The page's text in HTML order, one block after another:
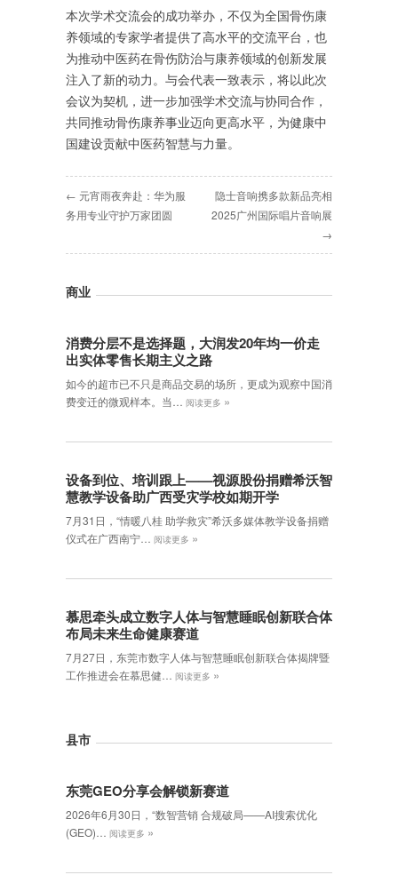
本次学术交流会的成功举办，不仅为全国骨伤康
养领域的专家学者提供了高水平的交流平台，也
为推动中医药在骨伤防治与康养领域的创新发展
注入了新的动力。与会代表一致表示，将以此次
会议为契机，进一步加强学术交流与协同合作，
共同推动骨伤康养事业迈向更高水平，为健康中
国建设贡献中医药智慧与力量。
← 元宵雨夜奔赴：华为服
务用专业守护万家团圆
隐士音响携多款新品亮相
2025广州国际唱片音响展
→
商业
消费分层不是选择题，大润发20年均一价走
出实体零售长期主义之路
如今的超市已不只是商品交易的场所，更成为观察中国消
费变迁的微观样本。当…
阅读更多 »
设备到位、培训跟上——视源股份捐赠希沃智
慧教学设备助广西受灾学校如期开学
7月31日，“情暖八桂 助学救灾”希沃多媒体教学设备捐赠
仪式在广西南宁…
阅读更多 »
慕思牵头成立数字人体与智慧睡眠创新联合体
布局未来生命健康赛道
7月27日，东莞市数字人体与智慧睡眠创新联合体揭牌暨
工作推进会在慕思健…
阅读更多 »
县市
东莞GEO分享会解锁新赛道
2026年6月30日，‌“数智营销 合规破局——AI搜索优化
(GEO)…
阅读更多 »